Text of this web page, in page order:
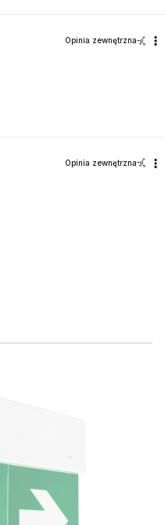
Opinia zewnętrzna
Opinia zewnętrzna